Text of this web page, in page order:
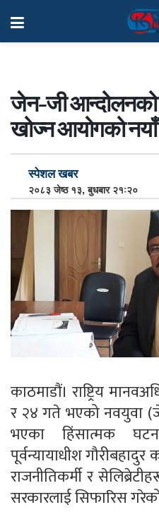
जेन-जी आन्दोलनको
खोज्न आयोगको
स्पेशल खबर
२०८३ जेष्ठ १३, बुधबार २१:२०
काठमाडौं। राष्ट्रिय
र २४ गते भएको नवयुवा
भएका हिंसात्मक
पूर्वन्यायाधीश गौरीबहादुर
राजनीतिकर्मी र
सरकारलाई सिफारिस